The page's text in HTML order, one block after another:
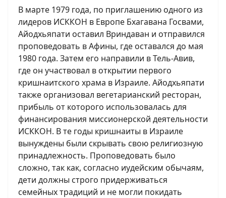
В марте 1979 года, по приглашению одного из
лидеров ИСККОН в Европе Бхагавана Госвами,
Айодхьяпати оставил Вриндаван и отправился
проповедовать в Афины, где оставался до мая
1980 года. Затем его направили в Тель-Авив,
где он участвовал в открытии первого
кришнаитского храма в Израиле. Айодхьяпати
также организовал вегетарианский ресторан,
прибыль от которого использовалась для
финансирования миссионерской деятельности
ИСККОН. В те годы кришнаиты в Израиле
вынуждены были скрывать свою религиозную
принадлежность. Проповедовать было
сложно, так как, согласно иудейским обычаям,
дети должны строго придерживаться
семейных традиций и не могли покидать